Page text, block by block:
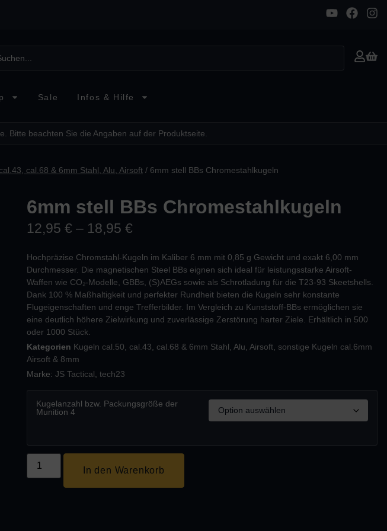
Sale Infos & Hilfe
Bitte beachten Sie die Angaben auf der Produktseite.
cal.68 & 6mm Stahl, Alu, Airsoft / 6mm stell BBs Chromestahlkugeln
6mm stell BBs Chromestahlkugeln
12,95 € – 18,95 €
Hochpräzise Chromstahl-Kugeln im Kaliber 6 mm mit 0,85 g Gewicht und exakt 6,00 mm
Durchmesser. Die magnetischen Steel BBs eignen sich ideal für leistungsstarke Airsoft-
Waffen wie CO₂-Modelle, GBBs, (S)AEGs sowie als Schrotladung für die T23-93 Skeetshells.
Dank 100 % Maßhaltigkeit und perfekter Rundheit bieten die Kugeln sehr konstante
Flugeigenschaften und enge Trefferbilder. Im Vergleich zu Kunststoff-BBs ermöglichen sie
eine deutlich höhere Zielwirkung und zuverlässige Zerstörung harter Ziele. Erhältlich in 500
oder 1000 Stück.
Kategorien Kugeln cal.50, cal.43, cal.68 & 6mm Stahl, Alu, Airsoft, sonstige Kugeln cal.6mm
Airsoft & 8mm
Marke: JS Tactical, tech23
Kugelanzahl bzw. Packungsgröße der
Munition 4
In den Warenkorb